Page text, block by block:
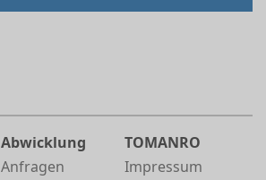
Abwicklung
Anfragen
TOMANRO
Impressum